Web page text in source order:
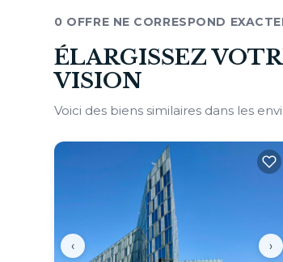
0 OFFRE NE CORRESPOND
ÉLARGISSEZ
VISION
Voici des biens similaires dans les
‹ ›